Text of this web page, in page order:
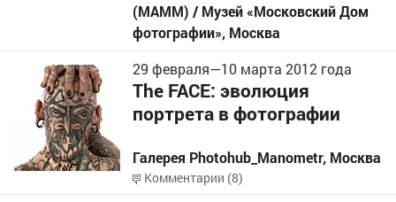
(МАММ) / Музей «Московский Дом
фотографии», Москва
29 февраля—10 марта 2012 года
The FACE: эволюция
портрета в фотографии
Галерея Photohub_Manometr, Москва
Комментарии (8)